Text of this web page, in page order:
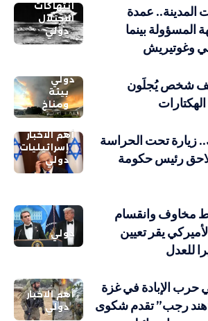
انتهاكات
الاحتلال
دولي
المدينة.. عمدة
المسؤولة بينما
وغوتيريش
دولي
بيئة
ومناخ
تحترق.. 20 ألف شخص يُجلَون
الهكتارات
أهم الاخبار
إسرائيليات
دولي
زيارة تحت الحراسة
رئيس حكومة
دولي
مخاوف وانقسام
يقر تعيين
للعدل
أهم الاخبار
دولي
الإبادة في غزة
رجب” تقدم شكوى